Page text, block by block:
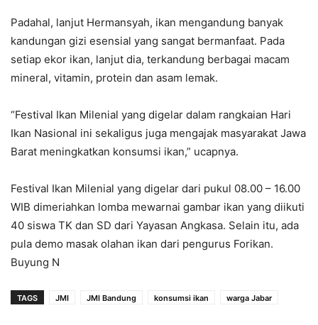
Padahal, lanjut Hermansyah, ikan mengandung banyak
kandungan gizi esensial yang sangat bermanfaat. Pada
setiap ekor ikan, lanjut dia, terkandung berbagai macam
mineral, vitamin, protein dan asam lemak.
“Festival Ikan Milenial yang digelar dalam rangkaian Hari
Ikan Nasional ini sekaligus juga mengajak masyarakat Jawa
Barat meningkatkan konsumsi ikan,” ucapnya.
Festival Ikan Milenial yang digelar dari pukul 08.00 – 16.00
WIB dimeriahkan lomba mewarnai gambar ikan yang diikuti
40 siswa TK dan SD dari Yayasan Angkasa. Selain itu, ada
pula demo masak olahan ikan dari pengurus Forikan.
Buyung N
TAGS JMI JMI Bandung konsumsi ikan warga Jabar